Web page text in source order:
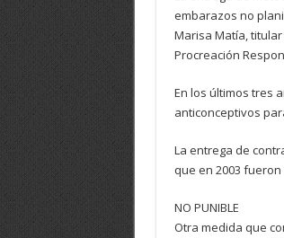
embarazos no
Marisa Matía,
Procreación
En los últimos tres
anticonceptivos
La entrega de
que en 2003 fueron
NO PUNIBLE
Otra medida que